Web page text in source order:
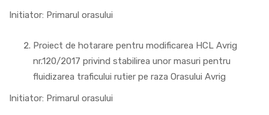
Initiator: Primarul orasului
Proiect de hotarare pentru modificarea HCL Avrig
nr.120/2017 privind stabilirea unor masuri pentru
fluidizarea traficului rutier pe raza Orasului Avrig
Initiator: Primarul orasului